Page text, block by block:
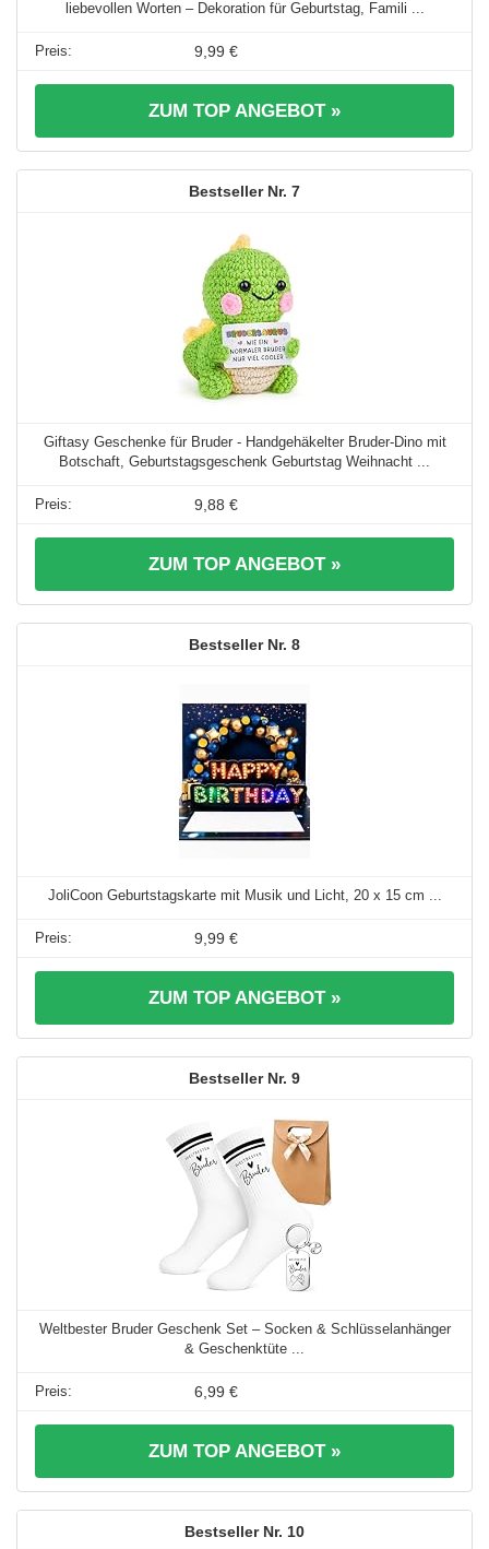
liebevollen Worten – Dekoration für Geburtstag, Famili ...
9,99 €
ZUM TOP ANGEBOT »
7
Giftasy Geschenke für Bruder - Handgehäkelter Bruder-Dino mit
Botschaft, Geburtstagsgeschenk Geburtstag Weihnacht ...
9,88 €
ZUM TOP ANGEBOT »
8
JoliCoon Geburtstagskarte mit Musik und Licht, 20 x 15 cm ...
9,99 €
ZUM TOP ANGEBOT »
9
Weltbester Bruder Geschenk Set – Socken & Schlüsselanhänger
& Geschenktüte ...
6,99 €
ZUM TOP ANGEBOT »
10